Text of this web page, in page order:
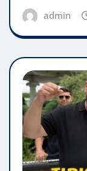
admin